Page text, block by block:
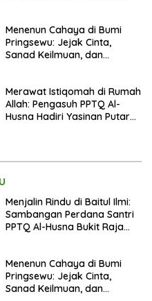
Suci
Menenun Cahaya di Bumi
Pringsewu: Jejak Cinta,
Sanad Keilmuan, dan
Nahdlatul Ulama
Merawat Istiqomah di Rumah
Allah: Pengasuh PPTQ Al-
Husna Hadiri Yasinan Putaran
Menjalin Rindu di Baitul Ilmi:
Sambangan Perdana Santri
PPTQ Al-Husna Bukit Raja
Suci
Menenun Cahaya di Bumi
Pringsewu: Jejak Cinta,
Sanad Keilmuan, dan